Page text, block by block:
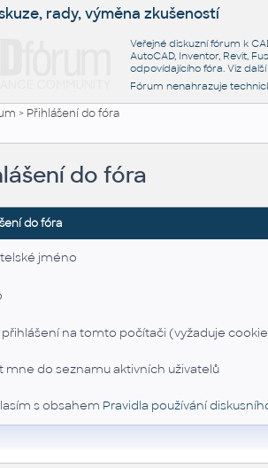
rady, výměna zkušeností
Veřejné diskuzní fórum k
AutoCAD, Inventor, Revit,
odpovídajícího fóra. Viz
Fórum nenahrazuje
> Přihlášení do fóra
do fóra
do fóra
jméno
přihlášení na tomto počítači (vyžaduje
mne do seznamu aktivních uživatelů
s obsahem Pravidla používání